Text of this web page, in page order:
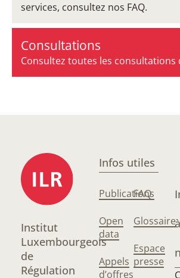
services, consultez nos FAQ.
Consultations
Consultez toutes les consultations
Institut
Luxembourgeois
de
Régulation
Infos utiles
Publications
Open
data
Appels
d’offres
FAQ
Glossaire
Espace
presse